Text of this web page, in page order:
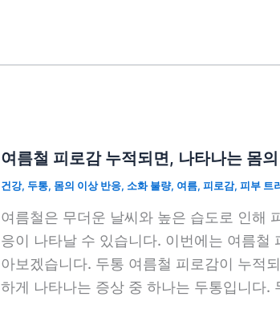
여름철 피로감 누적되면, 나타나는 몸
건강, 두통, 몸의 이상 반응, 소화 불량, 여름, 피로감, 피부 트
여름철은 무더운 날씨와 높은 습도로 인해
응이 나타날 수 있습니다. 이번에는 여름
아보겠습니다. 두통 여름철 피로감이 누적
하게 나타나는 증상 중 하나는 두통입니다